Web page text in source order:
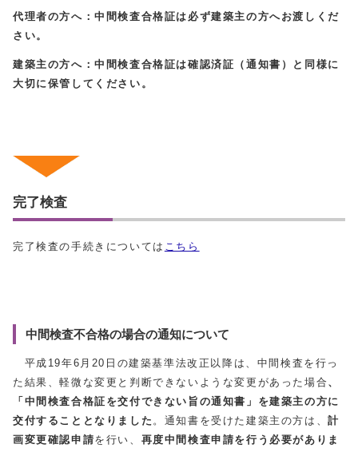
代理者の方へ：中間検査合格証は必ず建築主の方へお渡しくだ
さい。
建築主の方へ：中間検査合格証は確認済証（通知書）と同様に
大切に保管してください。
完了検査
完了検査の手続きについては こちら
中間検査不合格の場合の通知について
平成19年6月20日の建築基準法改正以降は、中間検査を行っ
た結果、軽微な変更と判断できないような変更があった場合、
「中間検査合格証を交付できない旨の通知書」を建築主の方に
交付することとなりました 。通知書を受けた建築主の方は、計
画変更確認申請を行い、 再度中間検査申請を行う必要がありま